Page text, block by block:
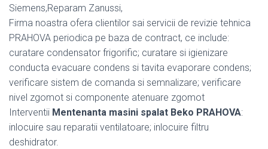
Siemens,Reparam Zanussi,
Firma noastra ofera clientilor sai servicii de revizie tehnica
PRAHOVA periodica pe baza de contract, ce include:
curatare condensator frigorific; curatare si igienizare
conducta evacuare condens si tavita evaporare condens;
verificare sistem de comanda si semnalizare; verificare
nivel zgomot si componente atenuare zgomot
Interventii Mentenanta masini spalat Beko PRAHOVA:
inlocuire sau reparatii ventilatoare; inlocuire filtru
deshidrator.